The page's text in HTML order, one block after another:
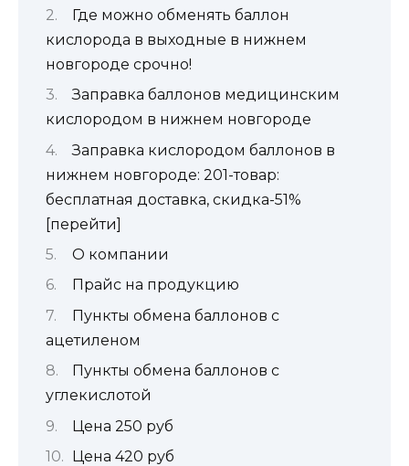
Где можно обменять баллон
кислорода в выходные в нижнем
новгороде срочно!
Заправка баллонов медицинским
кислородом в нижнем новгороде
Заправка кислородом баллонов в
нижнем новгороде: 201-товар:
бесплатная доставка, скидка-51%
[перейти]
О компании
Прайс на продукцию
Пункты обмена баллонов с
ацетиленом
Пункты обмена баллонов с
углекислотой
Цена 250 руб
Цена 420 руб